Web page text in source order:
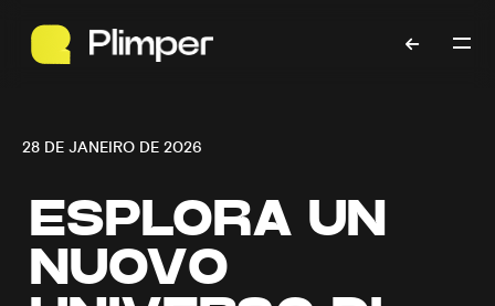
28 DE JANEIRO DE 2026
ESPLORA UN
NUOVO